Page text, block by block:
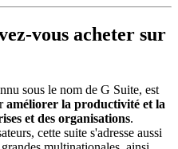
vous acheter sur
sous le nom de G Suite, est
améliorer la productivité et la
et des organisations.
cette suite s'adresse aussi